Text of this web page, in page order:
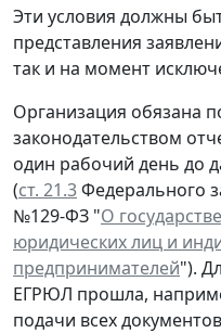
Эти условия должны
представления
так и на момент
Организация обязана
законодательством
один рабочий день до
(ст. 21.3Федерального
№129-ФЗ "О
юридических лиц и
предпринимателей").
ЕГРЮЛ прошла,
подачи всех